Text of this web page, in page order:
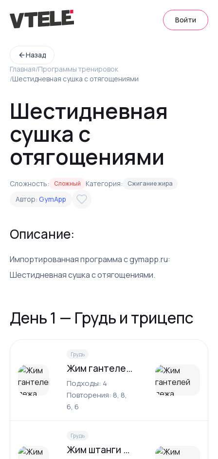
Войти
Назад
Главная/Программы тренировок
/Шестидневная сушка с отягощениями
Шестидневная
сушка с
отягощениями
Сложность: Сложный Категория: Сжигание жира
Автор: GymApp
Описание:
Импортированная программа с gymapp.ru:
Шестидневная сушка с отягощениями.
День 1 — Грудь и трицепс
Грудь
Жим гантелей лежа
Подходы: 4
Повторения: 8, 8,
6, 6
Грудь
Жим штанги лежа на наклонной скамье